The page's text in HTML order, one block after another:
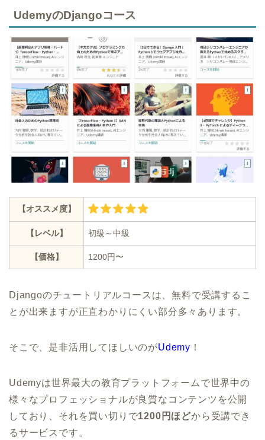
UdemyのDjangoコース
【オススメ度】
【レベル】 初級～中級
【価格】 1200円〜
Djangoのチュートリアルコースは、無料で受講するこ
とが出来ますが正直わかりにくい部分多々あります。
そこで、是非活用してほしいのがUdemy ！
Udemyは世界最大の教育プラットフォームで世界中の
様々なプロフェッショナルが良質なコンテンツを公開
しており、それを買い切りで1200円ほどから受講でき
るサービスです。